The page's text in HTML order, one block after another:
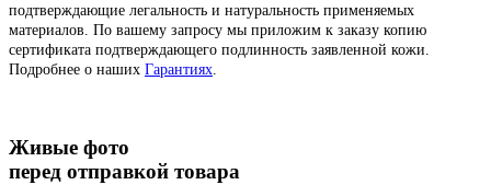
подтверждающие легальность и натуральность применяемых
материалов. По вашему запросу мы приложим к заказу копию
сертификата подтверждающего подлинность заявленной кожи.
Подробнее о наших Гарантиях
Живые фото
перед отправкой товара